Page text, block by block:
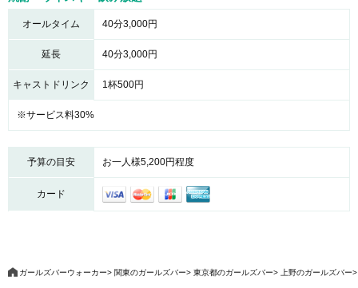
オールタイム 40分3,000円
延長 40分3,000円
キャストドリンク 1杯500円
※サービス料30%
予算の目安 お一人様5,200円程度
カード
ガールズバーウォーカー 関東のガールズバー 東京都のガールズバー 上野のガールズバー